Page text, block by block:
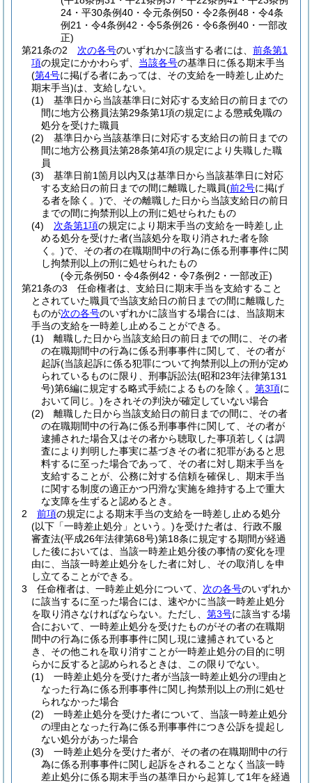
24・平30条例40・令元条例50・令2条例48・令4条
例21・令4条例42・令5条例26・令6条例40・一部改
正)
第21条の2
次の各号のいずれかに該当する者には、 前条第1
項の規定にかかわらず、 当該各号の基準日に係る期末手当
(第4号に掲げる者にあっては、その支給を一時差し止めた
期末手当)は、支給しない。
(1)
基準日から当該基準日に対応する支給日の前日までの
間に地方公務員法第29条第1項の規定による懲戒免職の
処分を受けた職員
(2)
基準日から当該基準日に対応する支給日の前日までの
間に地方公務員法第28条第4項の規定により失職した職
員
(3)
基準日前1箇月以内又は基準日から当該基準日に対応
する支給日の前日までの間に離職した職員(前2号に掲げ
る者を除く。)で、その離職した日から当該支給日の前日
までの間に拘禁刑以上の刑に処せられたもの
(4)
次条第1項の規定により期末手当の支給を一時差し止
める処分を受けた者(当該処分を取り消された者を除
く。)で、その者の在職期間中の行為に係る刑事事件に関
し拘禁刑以上の刑に処せられたもの
(令元条例50・令4条例42・令7条例2・一部改正)
第21条の3
任命権者は、支給日に期末手当を支給すること
とされていた職員で当該支給日の前日までの間に離職した
ものが次の各号のいずれかに該当する場合には、当該期末
手当の支給を一時差し止めることができる。
(1)
離職した日から当該支給日の前日までの間に、その者
の在職期間中の行為に係る刑事事件に関して、その者が
起訴(当該起訴に係る犯罪について拘禁刑以上の刑が定め
られているものに限り、刑事訴訟法(昭和23年法律第131
号)第6編に規定する略式手続によるものを除く。 第3項に
おいて同じ。)をされその判決が確定していない場合
(2)
離職した日から当該支給日の前日までの間に、その者
の在職期間中の行為に係る刑事事件に関して、その者が
逮捕された場合又はその者から聴取した事項若しくは調
査により判明した事実に基づきその者に犯罪があると思
料するに至った場合であって、その者に対し期末手当を
支給することが、公務に対する信頼を確保し、期末手当
に関する制度の適正かつ円滑な実施を維持する上で重大
な支障を生ずると認めるとき。
2
前項の規定による期末手当の支給を一時差し止める処分
(以下「一時差止処分」という。)を受けた者は、行政不服
審査法(平成26年法律第68号)第18条に規定する期間が経過
した後においては、当該一時差止処分後の事情の変化を理
由に、当該一時差止処分をした者に対し、その取消しを申
し立てることができる。
3
任命権者は、一時差止処分について、 次の各号のいずれか
に該当するに至った場合には、速やかに当該一時差止処分
を取り消さなければならない。 ただし、 第3号に該当する場
合において、一時差止処分を受けたものがその者の在職期
間中の行為に係る刑事事件に関し現に逮捕されていると
き、その他これを取り消すことが一時差止処分の目的に明
らかに反すると認められるときは、この限りでない。
(1)
一時差止処分を受けた者が当該一時差止処分の理由と
なった行為に係る刑事事件に関し拘禁刑以上の刑に処せ
られなかった場合
(2)
一時差止処分を受けた者について、当該一時差止処分
の理由となった行為に係る刑事事件につき公訴を提起し
ない処分があった場合
(3)
一時差止処分を受けた者が、その者の在職期間中の行
為に係る刑事事件に関し起訴をされることなく当該一時
差止処分に係る期末手当の基準日から起算して1年を経過